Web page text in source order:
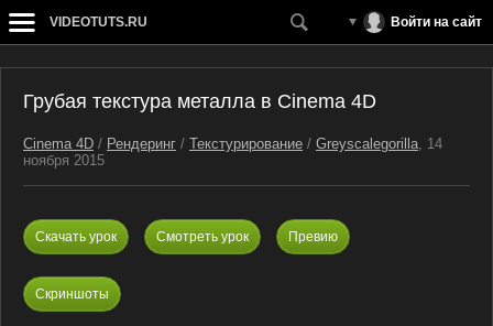
VIDEOTUTS.RU Войти на сайт
Грубая текстура металла в Cinema 4D
Cinema 4D / Рендеринг / Текстурирование / Greyscalegorilla, 14
ноября 2015
Скачать урок Смотреть урок Превию
Скриншоты